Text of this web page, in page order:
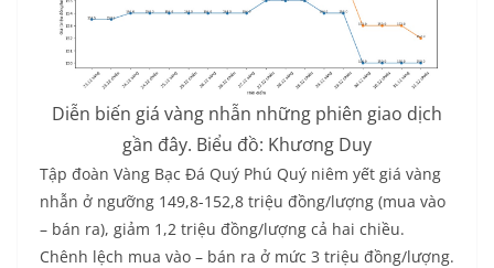
Diễn biến giá vàng nhẫn những phiên giao dịch
gần đây. Biểu đồ: Khương Duy
Tập đoàn Vàng Bạc Đá Quý Phú Quý niêm yết giá vàng
nhẫn ở ngưỡng 149,8-152,8 triệu đồng/lượng (mua vào
– bán ra), giảm 1,2 triệu đồng/lượng cả hai chiều.
Chênh lệch mua vào – bán ra ở mức 3 triệu đồng/lượng.